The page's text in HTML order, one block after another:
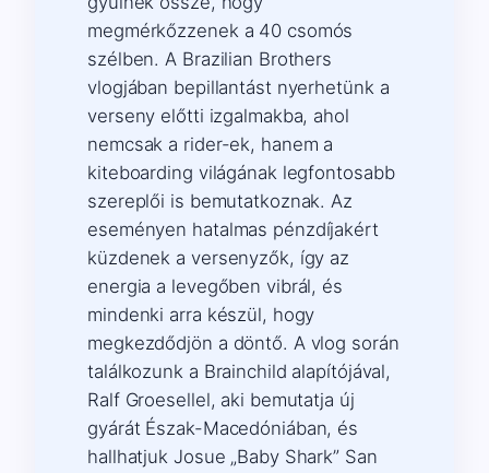
megmérkőzzenek a 40 csomós
szélben. A Brazilian Brothers
vlogjában bepillantást nyerhetünk a
verseny előtti izgalmakba, ahol
nemcsak a rider-ek, hanem a
kiteboarding világának legfontosabb
szereplői is bemutatkoznak. Az
eseményen hatalmas pénzdíjakért
küzdenek a versenyzők, így az
energia a levegőben vibrál, és
mindenki arra készül, hogy
megkezdődjön a döntő. A vlog során
találkozunk a Brainchild alapítójával,
Ralf Groesellel, aki bemutatja új
gyárát Észak-Macedóniában, és
hallhatjuk Josue „Baby Shark” San